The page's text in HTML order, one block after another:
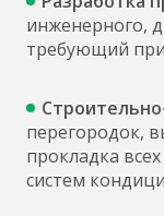
инженерного,
требующий
перегородок,
прокладка
систем